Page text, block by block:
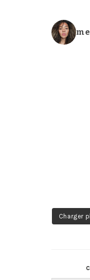
Charger